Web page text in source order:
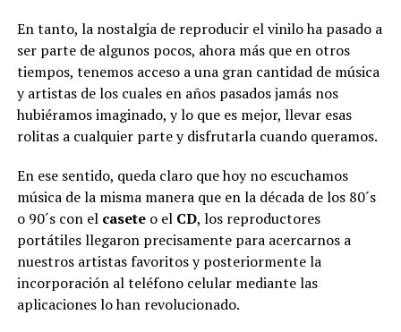
En tanto, la nostalgia de reproducir el vinilo ha pasado a
ser parte de algunos pocos, ahora más que en otros
tiempos, tenemos acceso a una gran cantidad de música
y artistas de los cuales en años pasados jamás nos
hubiéramos imaginado, y lo que es mejor, llevar esas
rolitas a cualquier parte y disfrutarla cuando queramos.
En ese sentido, queda claro que hoy no escuchamos
música de la misma manera que en la década de los 80´s
o 90´s con el caseteo el CD, los reproductores
portátiles llegaron precisamente para acercarnos a
nuestros artistas favoritos y posteriormente la
incorporación al teléfono celular mediante las
aplicaciones lo han revolucionado.